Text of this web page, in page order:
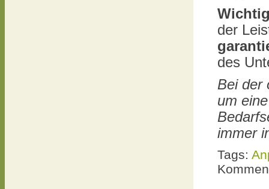
der
des
Bei der
um
immer
Tags: